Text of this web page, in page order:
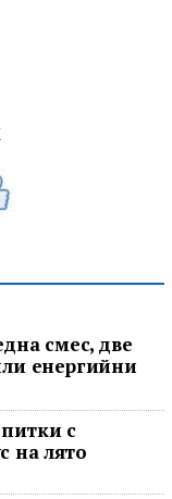
смес, две
енергийни
с
на лято